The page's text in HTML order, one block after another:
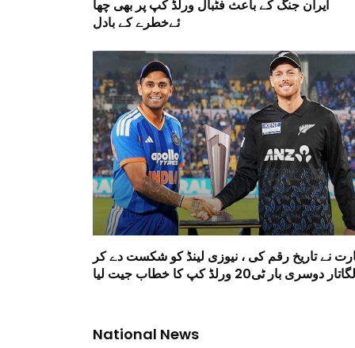
ایران جنگ کے باعث فٹبال ورلڈ کپ پر بھی چھا
ئےخطرے کے بادل
نے تاریخ رقم کی ، نیوزی لینڈ کو شکست دے کر
لگاتار دوسری بار ٹی20 ورلڈ کپ کا خطاب جیت لیا
National News